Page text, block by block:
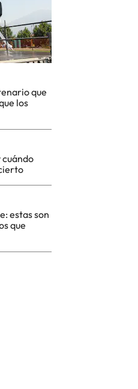
que
los
cuándo
estas son
que